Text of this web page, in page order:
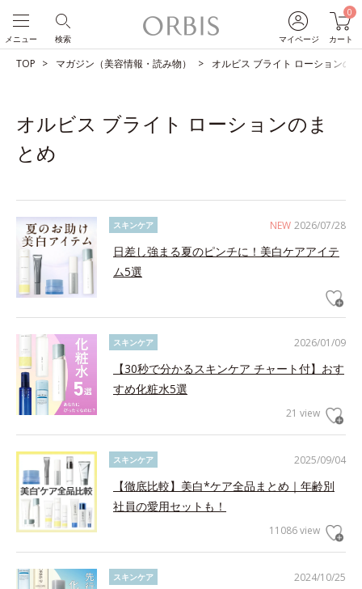
マイページ
0
カート
検索
メニュー
TOP マガジン（美容情報・読み物） オルビス ブライト ローションの
オルビス ブライト ローションのま
とめ
NEW 2026/07/28
スキンケア
日差し強まる夏のピンチに！美白ケアアイテ
ム5選
2026/01/09
スキンケア
【30秒で分かるスキンケア チャート付】おす
すめ化粧水5選
21 view
2025/09/04
スキンケア
【徹底比較】美白*ケア全品まとめ｜年齢別
社員の愛用セットも！
11086 view
2024/10/25
スキンケア